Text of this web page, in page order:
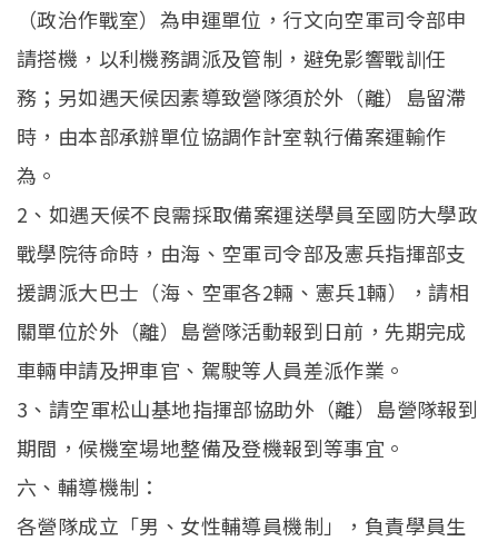
（政治作戰室）為申運單位，行文向空軍司令部申
請搭機，以利機務調派及管制，避免影響戰訓任
務；另如遇天候因素導致營隊須於外（離）島留滯
時，由本部承辦單位協調作計室執行備案運輸作
為。
2、如遇天候不良需採取備案運送學員至國防大學政
戰學院待命時，由海、空軍司令部及憲兵指揮部支
援調派大巴士（海、空軍各2輛、憲兵1輛），請相
關單位於外（離）島營隊活動報到日前，先期完成
車輛申請及押車官、駕駛等人員差派作業。
3、請空軍松山基地指揮部協助外（離）島營隊報到
期間，候機室場地整備及登機報到等事宜。
六、輔導機制：
各營隊成立「男、女性輔導員機制」，負責學員生